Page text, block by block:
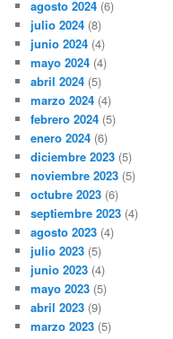
agosto 2024 (6)
julio 2024 (8)
junio 2024 (4)
mayo 2024 (4)
abril 2024 (5)
marzo 2024 (4)
febrero 2024 (5)
enero 2024 (6)
diciembre 2023 (5)
noviembre 2023 (5)
octubre 2023 (6)
septiembre 2023 (4)
agosto 2023 (4)
julio 2023 (5)
junio 2023 (4)
mayo 2023 (5)
abril 2023 (9)
marzo 2023 (5)